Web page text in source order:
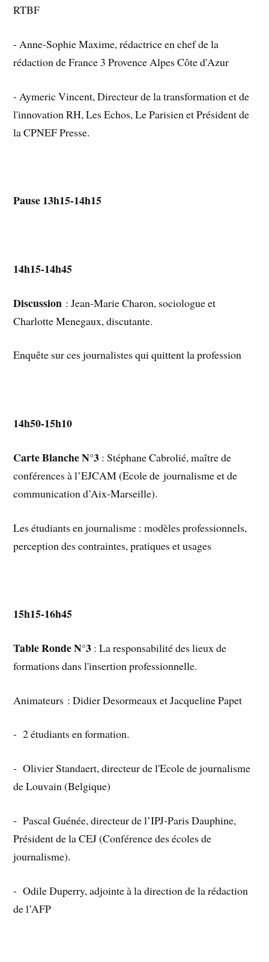
RTBF
- Anne-Sophie Maxime, rédactrice en chef de la
rédaction de France 3 Provence Alpes Côte d'Azur
- Aymeric Vincent, Directeur de la transformation et de
l'innovation RH, Les Echos, Le Parisien et Président de
la CPNEF Presse.
Pause 13h15-14h15
14h15-14h45
Discussion : Jean-Marie Charon, sociologue et
Charlotte Menegaux, discutante.
Enquête sur ces journalistes qui quittent la profession
14h50-15h10
Carte Blanche N°3 : Stéphane Cabrolié, maître de
conférences à l’EJCAM (Ecole de journalisme et de
communication d’Aix-Marseille).
Les étudiants en journalisme : modèles professionnels,
perception des contraintes, pratiques et usages
15h15-16h45
Table Ronde N°3 : La responsabilité des lieux de
formations dans l'insertion professionnelle.
Animateurs : Didier Desormeaux et Jacqueline Papet
- 2 étudiants en formation.
- Olivier Standaert, directeur de l'Ecole de journalisme
de Louvain (Belgique)
- Pascal Guénée, directeur de l’IPJ-Paris Dauphine,
Président de la CEJ (Conférence des écoles de
journalisme).
- Odile Duperry, adjointe à la direction de la rédaction
de l’AFP